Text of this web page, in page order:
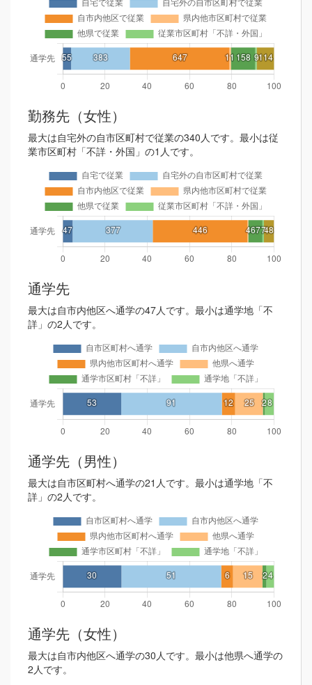
勤務先（女性）
最大は自宅外の自市区町村で従業の340人です。最小は従
業市区町村「不詳・外国」の1人です。
通学先
最大は自市内他区へ通学の47人です。最小は通学地「不
詳」の2人です。
通学先（男性）
最大は自市区町村へ通学の21人です。最小は通学地「不
詳」の2人です。
通学先（女性）
最大は自市内他区へ通学の30人です。最小は他県へ通学の
2人です。